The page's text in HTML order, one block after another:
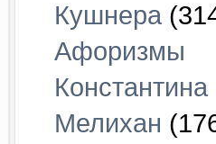
Кушнера
Афоризмы
Константина
Мелихан